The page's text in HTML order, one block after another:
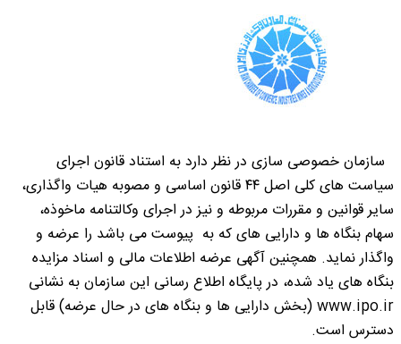
سازمان خصوصی سازی در نظر دارد به استناد قانون اجرای
سیاست های کلی اصل ۴۴ قانون اساسی و مصوبه هیات واگذاری،
سایر قوانین و مقررات مربوطه و نیز در اجرای وکالتنامه ماخوذه،
سهام بنگاه ها و دارایی های که به پیوست می باشد را عرضه و
واگذار نماید. همچنین آگهی عرضه اطلاعات مالی و اسناد مزایده
بنگاه های یاد شده، در پایگاه اطلاع رسانی این سازمان به نشانی
www.ipo.ir (بخش دارایی ها و بنگاه های در حال عرضه) قابل
دسترس است.